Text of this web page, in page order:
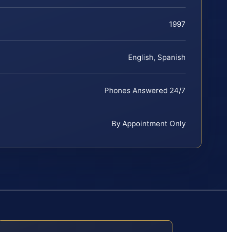
1997
English, Spanish
Phones Answered 24/7
By Appointment Only